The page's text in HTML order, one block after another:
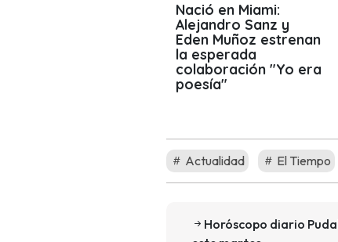
Nació en Miami:
Alejandro Sanz y
Eden Muñoz estrenan
la esperada
colaboración "Yo era
poesía"
Actualidad El Tiempo
Horóscopo diario